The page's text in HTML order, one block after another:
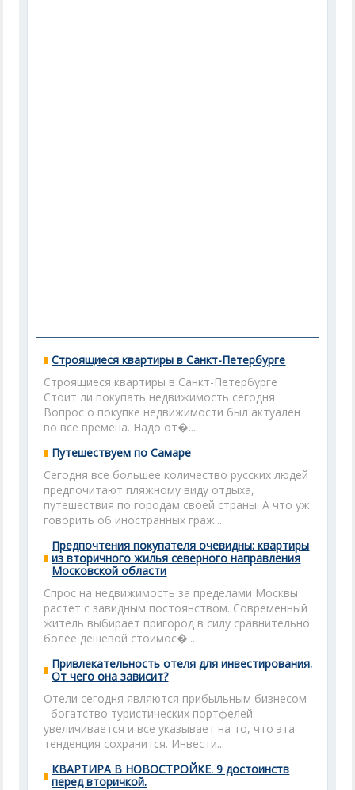
Строящиеся квартиры в Санкт-Петербурге
Строящиеся квартиры в Санкт-Петербурге
Стоит ли покупать недвижимость сегодня
Вопрос о покупке недвижимости был актуален
во все времена. Надо от�...
Путешествуем по Самаре
Сегодня все большее количество русских людей
предпочитают пляжному виду отдыха,
путешествия по городам своей страны. А что уж
говорить об иностранных граж...
Предпочтения покупателя очевидны: квартиры
из вторичного жилья северного направления
Московской области
Спрос на недвижимость за пределами Москвы
растет с завидным постоянством. Современный
житель выбирает пригород в силу сравнительно
более дешевой стоимос�...
Привлекательность отеля для инвестирования.
От чего она зависит?
Отели сегодня являются прибыльным бизнесом
- богатство туристических портфелей
увеличивается и все указывает на то, что эта
тенденция сохранится. Инвести...
КВАРТИРА В НОВОСТРОЙКЕ. 9 достоинств
перед вторичкой.